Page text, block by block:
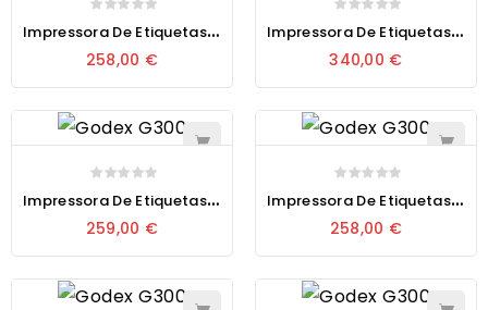
I
Mpressora De Etiquetas Térmica Godex RT200
258,00 €
I
Mpressora De Etiquetas Térmica Godex RT200i
340,00 €
I
Mpressora De Etiquetas Térmica Godex GE300
259,00 €
I
Mpressora De Etiquetas Térmica Godex G500U
258,00 €